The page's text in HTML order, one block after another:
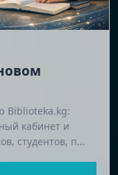
Biblioteka.kg:
кабинет и
студентов, п…